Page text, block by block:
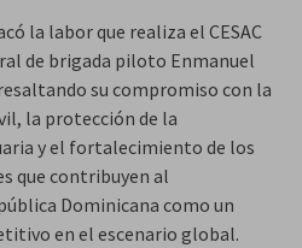
la labor que realiza el CESAC
de brigada piloto Enmanuel
su compromiso con la
la protección de la
y el fortalecimiento de los
que contribuyen al
Dominicana como un
en el escenario global.